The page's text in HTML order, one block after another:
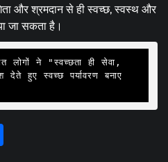
और श्रमदान से ही स्वच्छ, स्वस्थ और
जा सकता है।
हुए स्वच्छ पर्यावरण बनाए